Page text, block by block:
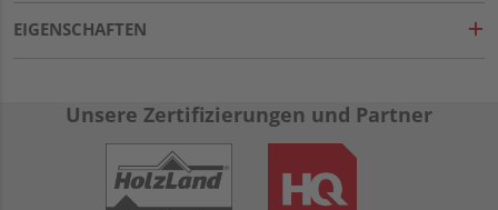
EIGENSCHAFTEN
Unsere Zertifizierungen und Partner